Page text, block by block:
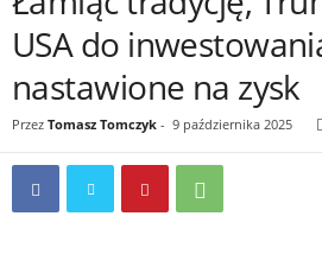
USA do
nastawione na zysk
Przez Tomasz Tomczyk - 9 października 2025